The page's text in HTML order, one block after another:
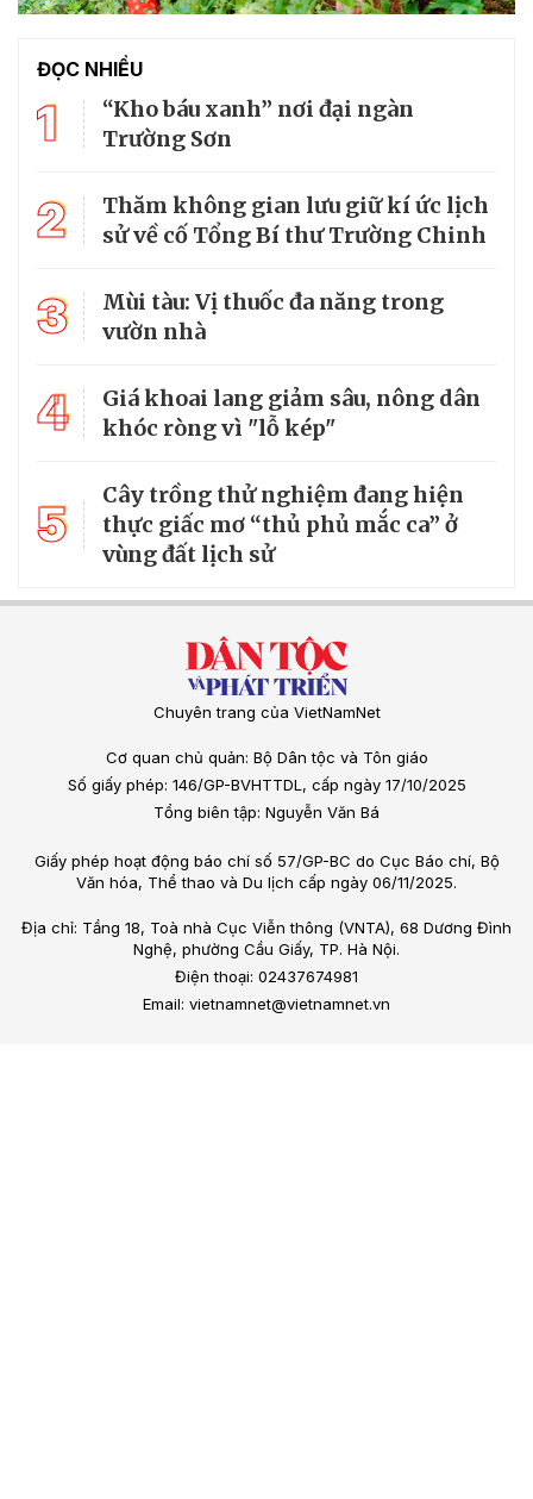
ĐỌC NHIỀU
1
“Kho báu xanh” nơi đại ngàn
Trường Sơn
2
Thăm không gian lưu giữ kí ức lịch
sử về cố Tổng Bí thư Trường Chinh
3
Mùi tàu: Vị thuốc đa năng trong
vườn nhà
4
Giá khoai lang giảm sâu, nông dân
khóc ròng vì "lỗ kép"
5
Cây trồng thử nghiệm đang hiện
thực giấc mơ “thủ phủ mắc ca” ở
vùng đất lịch sử
Chuyên trang của VietNamNet
Cơ quan chủ quản: Bộ Dân tộc và Tôn giáo
Số giấy phép: 146/GP-BVHTTDL, cấp ngày 17/10/2025
Tổng biên tập: Nguyễn Văn Bá
Giấy phép hoạt động báo chí số 57/GP-BC do Cục Báo chí, Bộ
Văn hóa, Thể thao và Du lịch cấp ngày 06/11/2025.
Địa chỉ: Tầng 18, Toà nhà Cục Viễn thông (VNTA), 68 Dương Đình
Nghệ, phường Cầu Giấy, TP. Hà Nội.
Điện thoại: 02437674981
Email: vietnamnet@vietnamnet.vn